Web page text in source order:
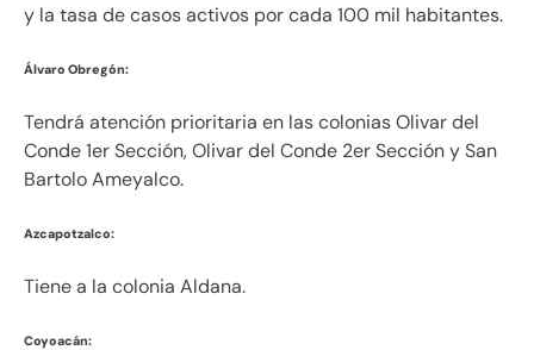
y la tasa de casos activos por cada 100 mil habitantes.
Álvaro Obregón:
Tendrá atención prioritaria en las colonias Olivar del
Conde 1er Sección, Olivar del Conde 2er Sección y San
Bartolo Ameyalco.
Azcapotzalco:
Tiene a la colonia Aldana.
Coyoacán: